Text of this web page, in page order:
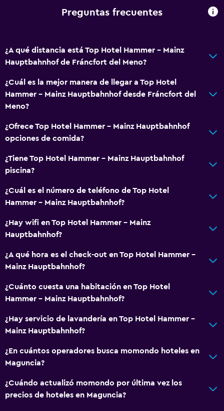
Preguntas frecuentes
¿A qué distancia está Top Hotel Hammer - Mainz
Hauptbahnhof de Fráncfort del Meno?
¿Cuál es la mejor manera de llegar a Top Hotel
Hammer - Mainz Hauptbahnhof desde Fráncfort del
Meno?
¿Ofrece Top Hotel Hammer - Mainz Hauptbahnhof
opciones de comida?
¿Tiene Top Hotel Hammer - Mainz Hauptbahnhof
piscina?
¿Cuál es el número de teléfono de Top Hotel
Hammer - Mainz Hauptbahnhof?
¿Hay wifi en Top Hotel Hammer - Mainz
Hauptbahnhof?
¿A qué hora es el check-out en Top Hotel Hammer -
Mainz Hauptbahnhof?
¿Cuánto cuesta una habitación en Top Hotel
Hammer - Mainz Hauptbahnhof?
¿Hay servicio de lavandería en Top Hotel Hammer -
Mainz Hauptbahnhof?
¿En cuántos operadores busca momondo hoteles en
Maguncia?
¿Cuándo actualizó momondo por última vez los
precios de hoteles en Maguncia?